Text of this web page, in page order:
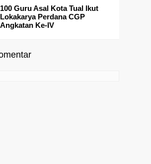
100 Guru Asal Kota Tual Ikut
Lokakarya Perdana CGP
Angkatan Ke-IV